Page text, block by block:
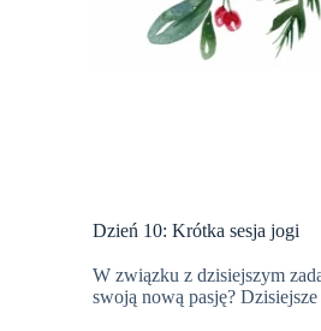
Dzień 10: Krótka sesja jogi
W związku z dzisiejszym
swoją nową pasję?